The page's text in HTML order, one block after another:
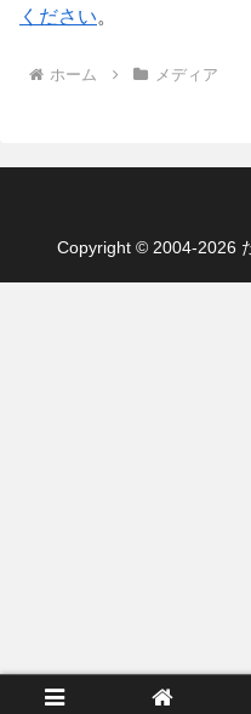
ください。
ホーム メディア
Copyright © 2004-2026